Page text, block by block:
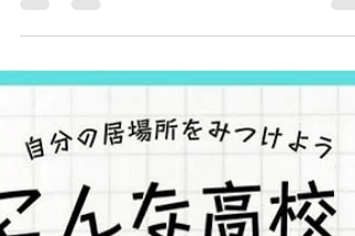
が最終回は対面とzoomです。 各回、終了後
に動画をお送りしますので 当日参加できな
された方は 無料で参加できますので...